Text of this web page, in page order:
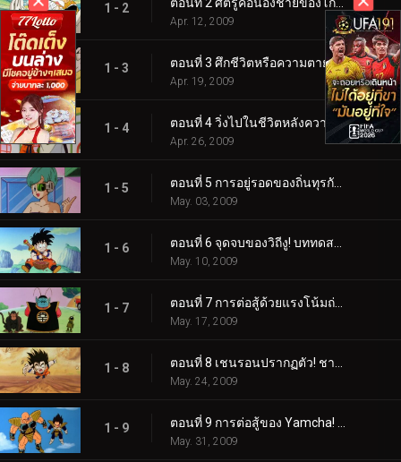
1 - 2
Apr. 12, 2009
1 - 3 ตอนที่ 3 ศึกชีวิตหรือความตาย! การโจมตีอย่างสิ้นหวังของโกคูและพิคโคโล่!
Apr. 19, 2009
1 - 4 ตอนที่ 4 วิ่งไปในชีวิตหลังความตาย โกคู! วิถีงูหนึ่งล้านไมล์!
Apr. 26, 2009
1 - 5
May. 03, 2009
1 - 6
May. 10, 2009
1 - 7
May. 17, 2009
1 - 8
May. 24, 2009
1 - 9
May. 31, 2009